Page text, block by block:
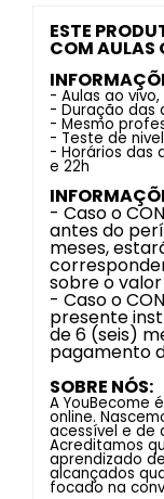
ESTE
COM AULAS
- Aulas ao
- Duração das
- Mesmo
- Teste de
- Horários das
e 22h
- Caso o
antes do
meses,
sobre o
- Caso o
presente
de 6 (seis)
pagamento
SOBRE NÓS:
A YouBecome
online.
acessível e de
Acreditamos
aprendizado
alcançados
focado na